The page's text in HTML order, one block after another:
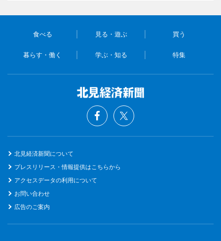
食べる 見る・遊ぶ 買う
暮らす・働く 学ぶ・知る 特集
北見経済新聞について
プレスリリース・情報提供はこちらから
アクセスデータの利用について
お問い合わせ
広告のご案内